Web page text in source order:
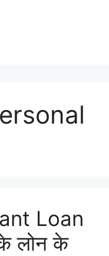
Loan
लोन के